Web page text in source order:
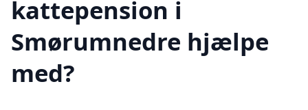
kattepension i
Smørumnedre hjælpe
med?